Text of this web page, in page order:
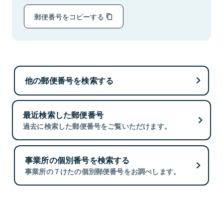
郵便番号をコピーする
他の郵便番号を検索する
最近検索した郵便番号
過去に検索した郵便番号をご覧いただけます。
事業所の個別番号を検索する
事業所の７けたの個別郵便番号をお調べします。